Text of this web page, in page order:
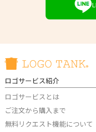
ロゴサービス紹介
ロゴサービスとは
ご注文から購入まで
無料リクエスト機能について